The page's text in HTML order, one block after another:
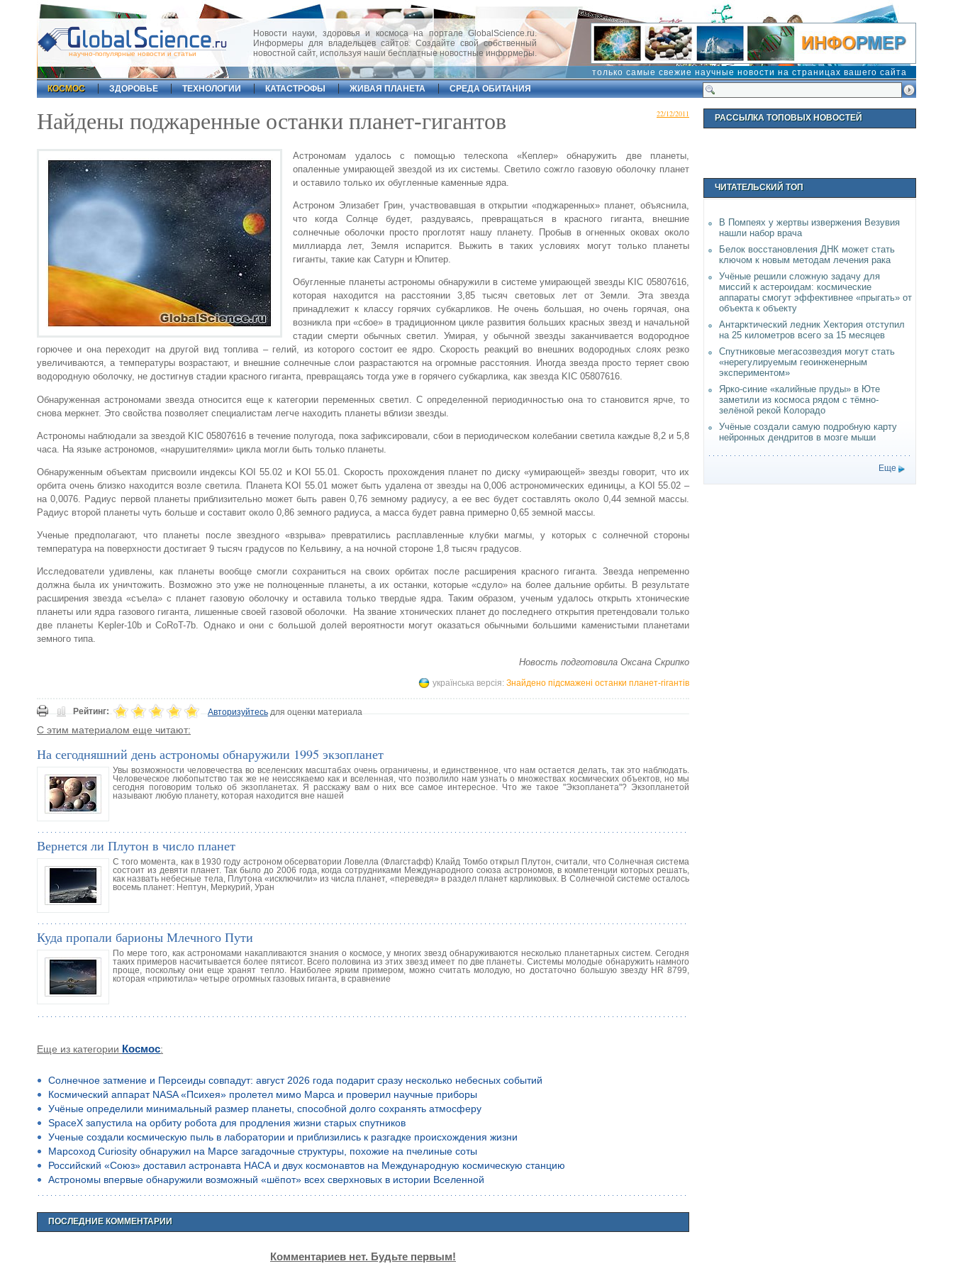
научно-популярные новости и статьи
Новости науки, здоровья и космоса на портале GlobalScience.ru.
Информеры для владельцев сайтов. Создайте свой собственный
новостной сайт, используя наши бесплатные новостные информеры.
только самые свежие научные новости на страницах вашего сайта
КОСМОС
ЗДОРОВЬЕ ТЕХНОЛОГИИ КАТАСТРОФЫ ЖИВАЯ ПЛАНЕТА СРЕДА ОБИТАНИЯ
22/12/2011
Найдены поджаренные останки планет-гигантов
Астрономам удалось с помощью телескопа «Кеплер» обнаружить две планеты,
опаленные умирающей звездой из их системы. Светило сожгло газовую оболочку планет
и оставило только их обугленные каменные ядра.
Астроном Элизабет Грин, участвовавшая в открытии «поджаренных» планет, объяснила,
что когда Солнце будет, раздуваясь, превращаться в красного гиганта, внешние
солнечные оболочки просто проглотят нашу планету. Пробыв в огненных оковах около
миллиарда лет, Земля испарится. Выжить в таких условиях могут только планеты
гиганты, такие как Сатурн и Юпитер.
Обугленные планеты астрономы обнаружили в системе умирающей звезды KIC 05807616,
которая находится на расстоянии 3,85 тысяч световых лет от Земли. Эта звезда
принадлежит к классу горячих субкарликов. Не очень большая, но очень горячая, она
возникла при «сбое» в традиционном цикле развития больших красных звезд и начальной
стадии смерти обычных светил. Умирая, у обычной звезды заканчивается водородное
горючее и она переходит на другой вид топлива – гелий, из которого состоит ее ядро. Скорость реакций во внешних водородных слоях резко
увеличиваются, а температуры возрастают, и внешние солнечные слои разрастаются на огромные расстояния. Иногда звезда просто теряет свою
водородную оболочку, не достигнув стадии красного гиганта, превращаясь тогда уже в горячего субкарлика, как звезда KIC 05807616.
Обнаруженная астрономами звезда относится еще к категории переменных светил. С определенной периодичностью она то становится ярче, то
снова меркнет. Это свойства позволяет специалистам легче находить планеты вблизи звезды.
Астрономы наблюдали за звездой KIC 05807616 в течение полугода, пока зафиксировали, сбои в периодическом колебании светила каждые 8,2 и 5,8
часа. На языке астрономов, «нарушителями» цикла могли быть только планеты.
Обнаруженным объектам присвоили индексы KOI 55.02 и KOI 55.01. Скорость прохождения планет по диску «умирающей» звезды говорит, что их
орбита очень близко находится возле светила. Планета KOI 55.01 может быть удалена от звезды на 0,006 астрономических единицы, а KOI 55.02 –
на 0,0076. Радиус первой планеты приблизительно может быть равен 0,76 земному радиусу, а ее вес будет составлять около 0,44 земной массы.
Радиус второй планеты чуть больше и составит около 0,86 земного радиуса, а масса будет равна примерно 0,65 земной массы.
Ученые предполагают, что планеты после звездного «взрыва» превратились расплавленные клубки магмы, у которых с солнечной стороны
температура на поверхности достигает 9 тысяч градусов по Кельвину, а на ночной стороне 1,8 тысяч градусов.
Исследователи удивлены, как планеты вообще смогли сохраниться на своих орбитах после расширения красного гиганта. Звезда непременно
должна была их уничтожить. Возможно это уже не полноценные планеты, а их останки, которые «сдуло» на более дальние орбиты. В результате
расширения звезда «съела» с планет газовую оболочку и оставила только твердые ядра. Таким образом, ученым удалось открыть хтонические
планеты или ядра газового гиганта, лишенные своей газовой оболочки. На звание хтонических планет до последнего открытия претендовали только
две планеты Kepler-10b и CoRoT-7b. Однако и они с большой долей вероятности могут оказаться обычными большими каменистыми планетами
земного типа.
Новость подготовила Оксана Скрипко
українська версія: Знайдено підсмажені останки планет-гігантів
Рейтинг: Авторизуйтесьдля оценки материала
С этим материалом еще читают:
На сегодняшний день астрономы обнаружили 1995 экзопланет
Увы возможности человечества во вселенских масштабах очень ограничены, и единственное, что нам остается делать, так это наблюдать.
Человеческое любопытство так же не неиссякаемо как и вселенная, что позволило нам узнать о множествах космических объектов, но мы
сегодня поговорим только об экзопланетах. Я расскажу вам о них все самое интересное. Что же такое "Экзопланета"? Экзопланетой
называют любую планету, которая находится вне нашей
Вернется ли Плутон в число планет
С того момента, как в 1930 году астроном обсерватории Ловелла (Флагстафф) Клайд Томбо открыл Плутон, считали, что Солнечная система
состоит из девяти планет. Так было до 2006 года, когда сотрудниками Международного союза астрономов, в компетенции которых решать,
как назвать небесные тела, Плутона «исключили» из числа планет, «переведя» в раздел планет карликовых. В Солнечной системе осталось
восемь планет: Нептун, Меркурий, Уран
Куда пропали барионы Млечного Пути
По мере того, как астрономами накапливаются знания о космосе, у многих звезд обнаруживаются несколько планетарных систем. Сегодня
таких примеров насчитывается более пятисот. Всего половина из этих звезд имеет по две планеты. Системы молодые обнаружить намного
проще, поскольку они еще хранят тепло. Наиболее ярким примером, можно считать молодую, но достаточно большую звезду HR 8799,
которая «приютила» четыре огромных газовых гиганта, в сравнение
Еще из категории Космос:
Солнечное затмение и Персеиды совпадут: август 2026 года подарит сразу несколько небесных событий
Космический аппарат NASA «Психея» пролетел мимо Марса и проверил научные приборы
Учёные определили минимальный размер планеты, способной долго сохранять атмосферу
SpaceX запустила на орбиту робота для продления жизни старых спутников
Ученые создали космическую пыль в лаборатории и приблизились к разгадке происхождения жизни
Марсоход Curiosity обнаружил на Марсе загадочные структуры, похожие на пчелиные соты
Российский «Союз» доставил астронавта НАСА и двух космонавтов на Международную космическую станцию
Астрономы впервые обнаружили возможный «шёпот» всех сверхновых в истории Вселенной
ПОСЛЕДНИЕ КОММЕНТАРИИ
Комментариев нет. Будьте первым!
РАССЫЛКА ТОПОВЫХ НОВОСТЕЙ
ЧИТАТЕЛЬСКИЙ ТОП
В Помпеях у жертвы извержения Везувия
нашли набор врача
Белок восстановления ДНК может стать
ключом к новым методам лечения рака
Учёные решили сложную задачу для
миссий к астероидам: космические
аппараты смогут эффективнее «прыгать» от
объекта к объекту
Антарктический ледник Хектория отступил
на 25 километров всего за 15 месяцев
Спутниковые мегасозвездия могут стать
«нерегулируемым геоинженерным
экспериментом»
Ярко-синие «калийные пруды» в Юте
заметили из космоса рядом с тёмно-
зелёной рекой Колорадо
Учёные создали самую подробную карту
нейронных дендритов в мозге мыши
Еще